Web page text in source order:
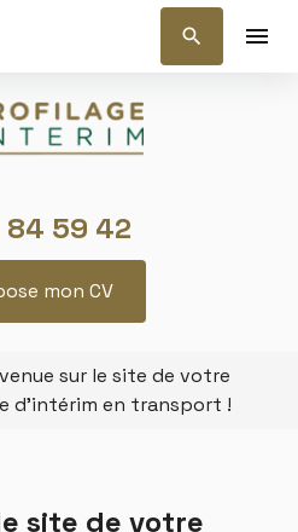
search menu
84 59 42
mon CV
sur le site de votre
d'intérim en transport !
site de votre